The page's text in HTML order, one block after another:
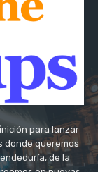
para lanzar
donde queremos
de la